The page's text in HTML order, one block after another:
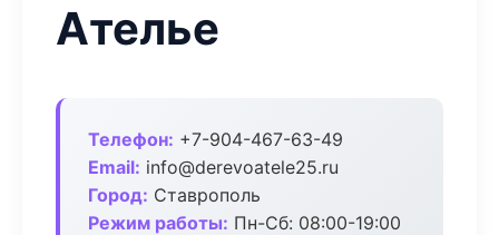
Ателье
Телефон: +7-904-467-63-49
Email: info@derevoatele25.ru
Город: Ставрополь
Режим работы: Пн-Сб: 08:00-19:00